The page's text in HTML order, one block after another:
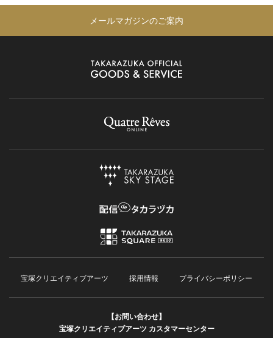
メールマガジンのご案内
宝塚クリエイティブアーツ 採用情報 プライバシーポリシー
【お問い合わせ】
宝塚クリエイティブアーツ カスタマーセンター